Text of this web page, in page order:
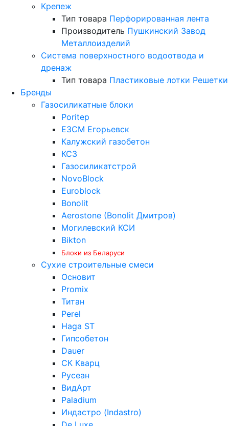
Крепеж
Тип товара Перфорированная лента
Производитель Пушкинский Завод
Металлоизделий
Система поверхностного водоотвода и
дренаж
Тип товара Пластиковые лотки Решетки
Бренды
Газосиликатные блоки
Poritep
ЕЗСМ Егорьевск
Калужский газобетон
КСЗ
Газосиликатстрой
NovoBlock
Euroblock
Bonolit
Aerostone (Bonolit Дмитров)
Могилевский КСИ
Bikton
Блоки из Беларуси
Сухие строительные смеси
Основит
Promix
Титан
Perel
Haga ST
Гипсобетон
Dauer
СК Кварц
Русеан
ВидАрт
Paladium
Индастро (Indastro)